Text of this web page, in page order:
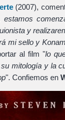
(2007),
estamos
y
mi sello y
al film "lo
mitología y la
". Confiemos en